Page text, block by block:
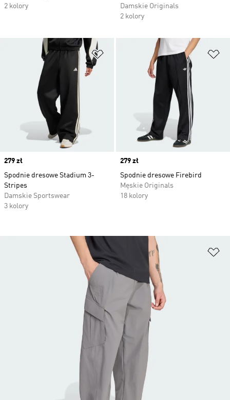
2 kolory
Damskie Originals
2 kolory
Dodaj do listy życzeń
Price
279 zł
Spodnie dresowe Stadium 3-
Stripes
Damskie Sportswear
3 kolory
Price
279 zł
Spodnie dresowe Firebird
Męskie Originals
18 kolory